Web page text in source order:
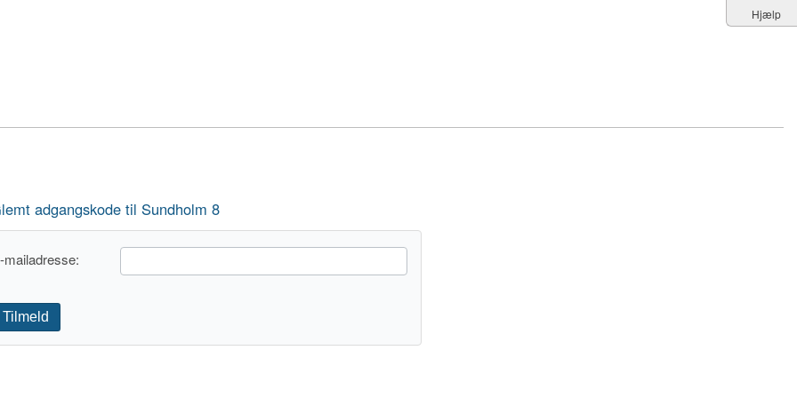
Hjælp
adgangskode til Sundholm 8
mailadresse:
Tilmeld